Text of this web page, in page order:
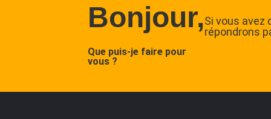
Bonjour,
Que puis-je faire pour
vous ?
Si vous avez
répondrons